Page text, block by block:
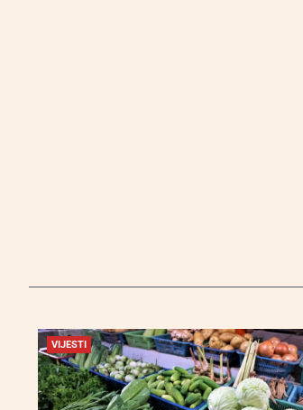
VIJESTI